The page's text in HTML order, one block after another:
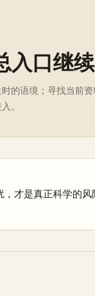
入口继
的语境；寻找当前
。
，才是真正科学的风